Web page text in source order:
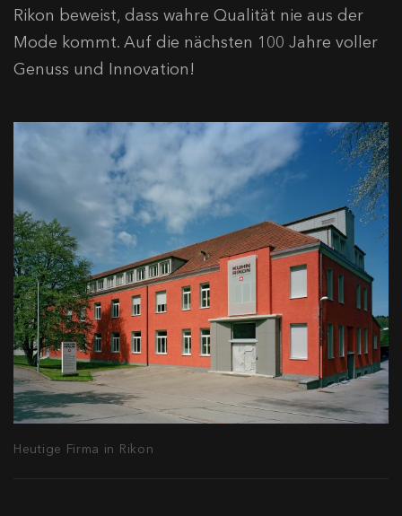
Rikon beweist, dass wahre Qualität nie aus der
Mode kommt. Auf die nächsten 100 Jahre voller
Genuss und Innovation!
Heutige Firma in Rikon